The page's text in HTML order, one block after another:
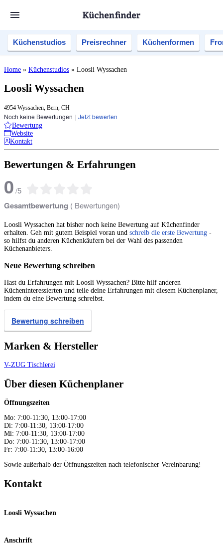
Küchenstudios Preisrechner Küchenformen
Home » Küchenstudios » Loosli Wyssachen
Loosli Wyssachen
4954 Wyssachen, Bern, CH
Noch keine Bewertungen | Jetzt bewerten
Bewertung
Website
Kontakt
Bewertungen & Erfahrungen
0/5
Gesamtbewertung ( Bewertungen)
Loosli Wyssachen hat bisher noch keine Bewertung auf Küchenfinder
erhalten. Geh mit gutem Beispiel voran und schreib die erste Bewertung -
so hilfst du anderen Küchenkäufern bei der Wahl des passenden
Küchenanbieters.
Neue Bewertung schreiben
Hast du Erfahrungen mit Loosli Wyssachen? Bitte hilf anderen
Kücheninteressierten und teile deine Erfahrungen mit diesem Küchenplaner,
indem du eine Bewertung schreibst.
Bewertung schreiben
Marken & Hersteller
V-ZUG Tischlerei
Über diesen Küchenplaner
Öffnungszeiten
Mo: 7:00-11:30, 13:00-17:00
Di: 7:00-11:30, 13:00-17:00
Mi: 7:00-11:30, 13:00-17:00
Do: 7:00-11:30, 13:00-17:00
Fr: 7:00-11:30, 13:00-16:00
Sowie außerhalb der Öffnungszeiten nach telefonischer Vereinbarung!
Kontakt
Loosli Wyssachen
Anschrift